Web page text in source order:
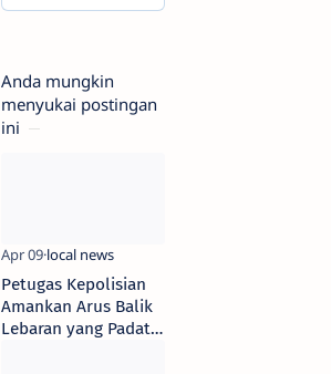
Anda mungkin
menyukai postingan
ini
Petugas Kepolisian
Amankan Arus Balik
Lebaran yang Padat